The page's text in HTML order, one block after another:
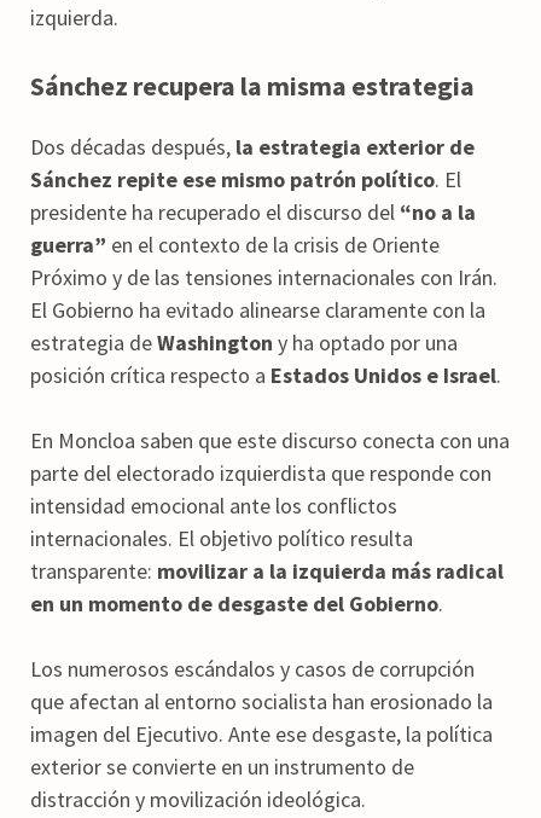
izquierda.
Sánchez recupera la misma estrategia
Dos décadas después, la estrategia exterior de
Sánchez repite ese mismo patrón político. El
presidente ha recuperado el discurso del “no a la
guerra” en el contexto de la crisis de Oriente
Próximo y de las tensiones internacionales con Irán.
El Gobierno ha evitado alinearse claramente con la
estrategia deWashington y ha optado por una
posición crítica respecto a Estados Unidos e Israel.
En Moncloa saben que este discurso conecta con una
parte del electorado izquierdista que responde con
intensidad emocional ante los conflictos
internacionales. El objetivo político resulta
transparente: movilizar a la izquierda más radical
en un momento de desgaste del Gobierno.
Los numerosos escándalos y casos de corrupción
que afectan al entorno socialista han erosionado la
imagen del Ejecutivo. Ante ese desgaste, la política
exterior se convierte en un instrumento de
distracción y movilización ideológica.